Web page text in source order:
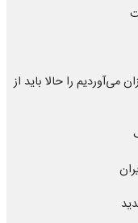
می‌آوردیم را حالا باید از